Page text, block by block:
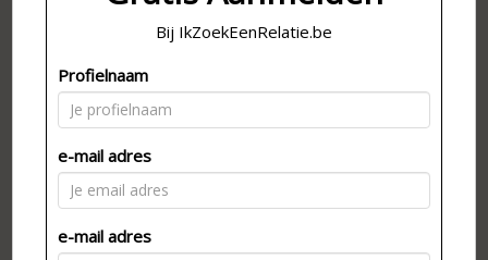
Bij IkZoekEenRelatie.be
Profielnaam
e-mail adres
e-mail adres